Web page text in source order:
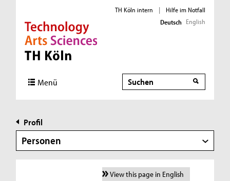
Direkt zur Hauptnavigation
Direkt zur Subnavigation
Direkt zum Inhalt
Direkt zum Fußbereich
TH Köln intern |
Hilfe im Notfall
Deutsch English
Menü Suche
Profil
Personen
View this page in English